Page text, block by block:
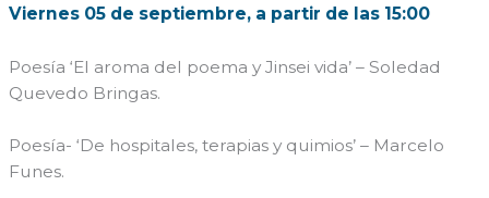
Viernes 05 de septiembre, a partir de las 15:00
Poesía ‘El aroma del poema y Jinsei vida’ – Soledad
Quevedo Bringas.
Poesía- ‘De hospitales, terapias y quimios’ – Marcelo
Funes.